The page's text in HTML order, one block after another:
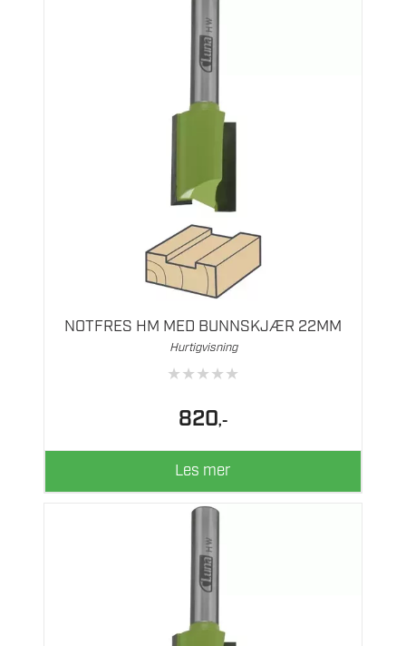
NOTFRES HM MED BUNNSKJÆR 22MM
Hurtigvisning
★★★★★
820,-
Les mer